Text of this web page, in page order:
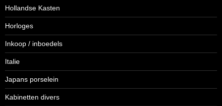
Hollandse Kasten
Horloges
Inkoop / inboedels
Italie
Japans porselein
Kabinetten divers